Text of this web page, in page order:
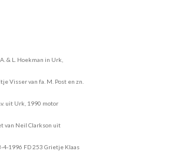
& L. Hoekman in Urk,
Visser van fa. M. Post en zn.
uit Urk, 1990 motor
van Neil Clarkson uit
4-1996 FD 253 Grietje Klaas